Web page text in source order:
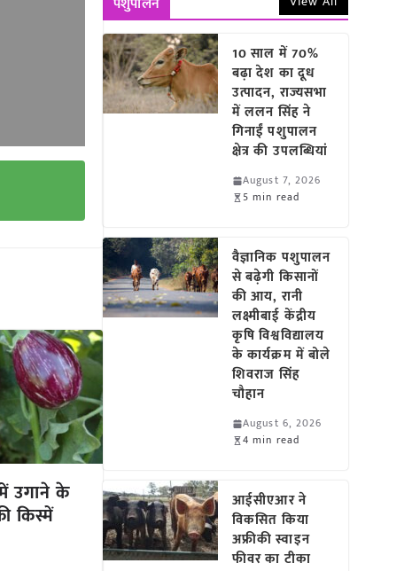
उगाने के
किस्में
10 साल में 70%
बढ़ा देश का दूध
उत्पादन, राज्यसभा
में ललन सिंह ने
गिनाईं पशुपालन
क्षेत्र की उपलब्धियां
August 7, 2026
5 min read
वैज्ञानिक पशुपालन
से बढ़ेगी किसानों
की आय, रानी
लक्ष्मीबाई केंद्रीय
कृषि विश्वविद्यालय
के कार्यक्रम में बोले
शिवराज सिंह
चौहान
August 6, 2026
4 min read
आईसीएआर ने
विकसित किया
अफ्रीकी स्वाइन
फीवर का टीका